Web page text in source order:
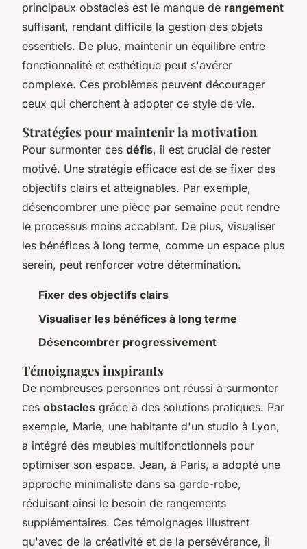
principaux obstacles est le manque de rangement
suffisant, rendant difficile la gestion des objets
essentiels. De plus, maintenir un équilibre entre
fonctionnalité et esthétique peut s'avérer
complexe. Ces problèmes peuvent décourager
ceux qui cherchent à adopter ce style de vie.
Stratégies pour maintenir la motivation
Pour surmonter ces défis, il est crucial de rester
motivé. Une stratégie efficace est de se fixer des
objectifs clairs et atteignables. Par exemple,
désencombrer une pièce par semaine peut rendre
le processus moins accablant. De plus, visualiser
les bénéfices à long terme, comme un espace plus
serein, peut renforcer votre détermination.
Fixer des objectifs clairs
Visualiser les bénéfices à long terme
Désencombrer progressivement
Témoignages inspirants
De nombreuses personnes ont réussi à surmonter
ces obstacles grâce à des solutions pratiques. Par
exemple, Marie, une habitante d'un studio à Lyon,
a intégré des meubles multifonctionnels pour
optimiser son espace. Jean, à Paris, a adopté une
approche minimaliste dans sa garde-robe,
réduisant ainsi le besoin de rangements
supplémentaires. Ces témoignages illustrent
qu'avec de la créativité et de la persévérance, il